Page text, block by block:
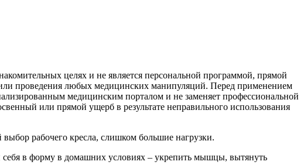
целях и не является персональной программой, прямой
проведения любых медицинских манипуляций. Перед применением
медицинским порталом и не заменяет профессиональной
или прямой ущерб в результате неправильного использования
рабочего кресла, слишком большие нагрузки.
в форму в домашних условиях – укрепить мышцы, вытянуть